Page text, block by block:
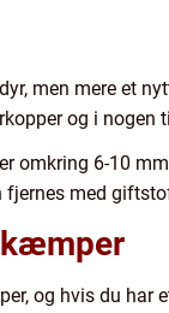
men mere et
og i
omkring 6-10
fjernes med
og hvis du har